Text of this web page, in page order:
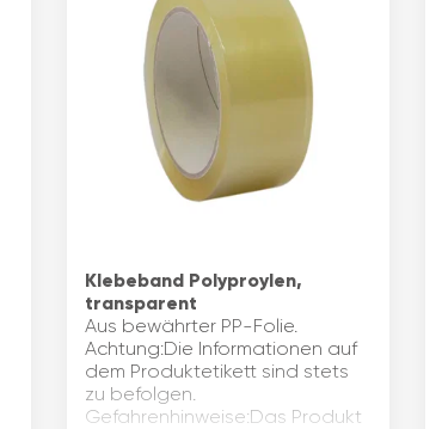
Klebeband Polyproylen,
transparent
Aus bewährter PP-Folie.
Achtung:Die Informationen auf
dem Produktetikett sind stets
zu befolgen.
Gefahrenhinweise:Das Produkt